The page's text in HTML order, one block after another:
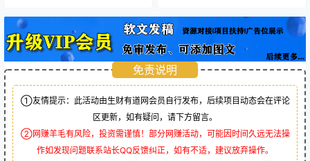
免责说明
①友情提示：此活动由生财有道网会员自行发布，后续项目动态会在评论
区更新，如有疑问，请下方留言。
②网赚羊毛有风险，投资需谨慎！部分网赚活动，可能因时间久远无法操
作如发现问题联系站长QQ反馈纠正，如有不适，建议放弃操作。